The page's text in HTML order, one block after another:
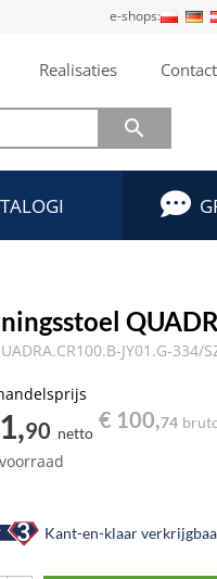
e-shops:
Realisaties

JY01.G-334/
90 netto
€ 100,74
Kant-en-klaar